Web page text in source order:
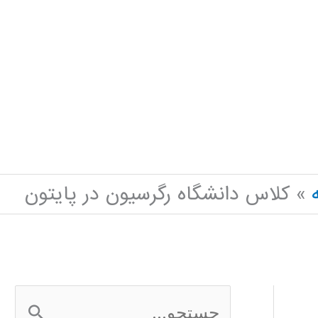
کلاس دانشگاه رگرسیون در پایتون